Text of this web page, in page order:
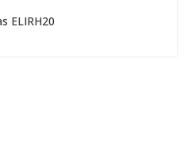
ELIRH20